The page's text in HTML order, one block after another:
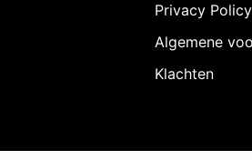
Privacy Policy
Algemene
Klachten